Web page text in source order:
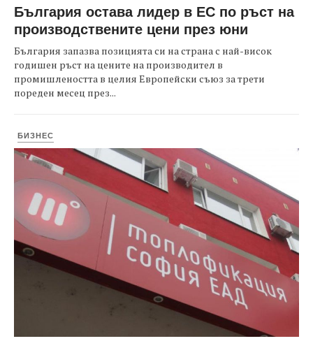
България остава лидер в ЕС по ръст на
производствените цени през юни
България запазва позицията си на страна с най-висок
годишен ръст на цените на производител в
промишлеността в целия Европейски съюз за трети
пореден месец през...
БИЗНЕС